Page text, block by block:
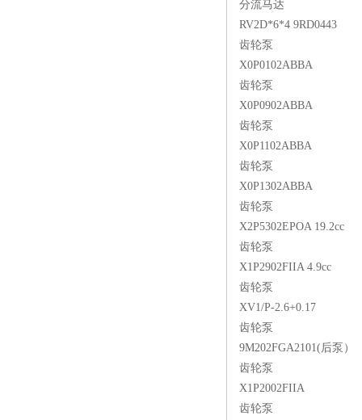
分流马达
RV2D*6*4 9RD0443
齿轮泵
X0P0102ABBA
齿轮泵
X0P0902ABBA
齿轮泵
X0P1102ABBA
齿轮泵
X0P1302ABBA
齿轮泵
X2P5302EPOA 19.2cc
齿轮泵
X1P2902FIIA 4.9cc
齿轮泵
XV1/P-2.6+0.17
齿轮泵
9M202FGA2101(后泵）
齿轮泵
X1P2002FIIA
齿轮泵